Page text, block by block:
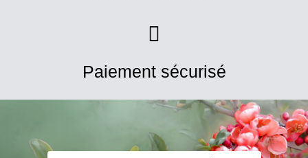
Paiement sécurisé